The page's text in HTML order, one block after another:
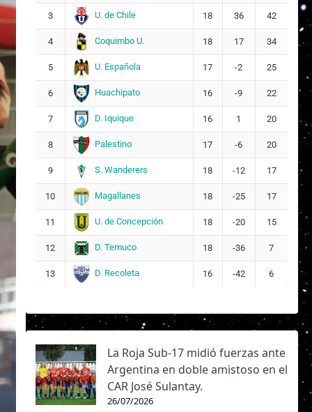
3 U. de Chile 18 36 42
4 Coquimbo U. 18 17 34
5 U. Española 17 -2 25
6 Huachipato 16 -9 22
7 D. Iquique 16 1 20
8 Palestino 17 -6 20
9 S. Wanderers 18 -12 17
10 Magallanes 18 -25 17
11 U. de Concepción 18 -20 15
12 D. Temuco 18 -36 7
13 D. Recoleta 16 -42 6
La Roja Sub-17 midió fuerzas ante
Argentina en doble amistoso en el
CAR José Sulantay.
26/07/2026